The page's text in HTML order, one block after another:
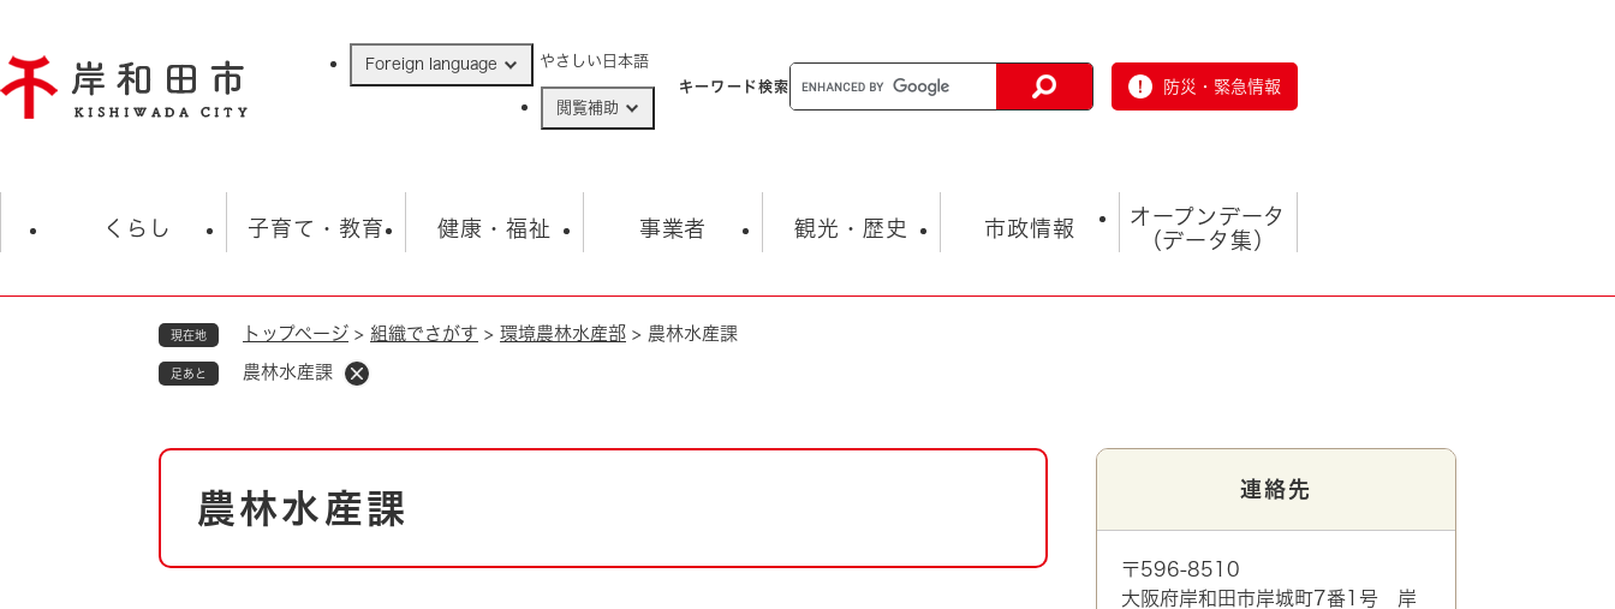
ジ
の
Foreign language やさしい日本語
閲覧補助
キーワード検索 防災・緊急情報
くらし
住民票・戸籍
ごみ・衛生・動物 救急・消防
防災・防犯 上水道・下水道
自然・環境・公園
子育て・教育
学校 子育て
健康・福祉
福祉・健康・生活 生涯学習・スポーツ
事業者
入札・契約情報
環境 福祉・介護
観光・歴史
観光 観光スポット
市政情報
市の概要
市政 職員採用情報
オープンデータ
（データ集）
現在地 トップページ > 組織でさがす > 環境農林水産部 > 農林水産課
足あと 農林水産課
本
農林水産課 連絡先
〒596-8510
大阪府岸和田市岸城町7番1号 岸